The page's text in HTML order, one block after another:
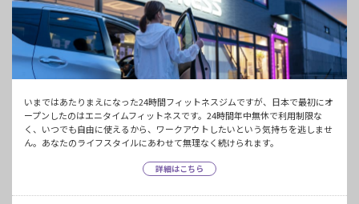
いまではあたりまえになった24時間フィットネスジムですが、日本で最初にオ
ープンしたのはエニタイムフィットネスです。24時間年中無休で利用制限な
く、いつでも自由に使えるから、ワークアウトしたいという気持ちを逃しませ
ん。あなたのライフスタイルにあわせて無理なく続けられます。
詳細はこちら